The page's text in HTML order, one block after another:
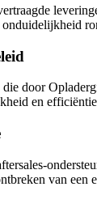
door
en
van